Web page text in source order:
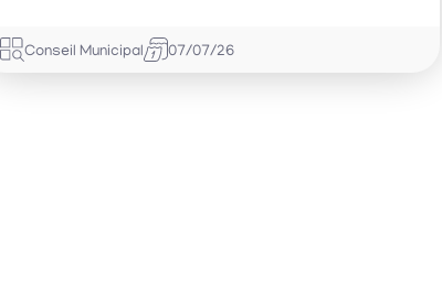
Conseil Municipal 07/07/26